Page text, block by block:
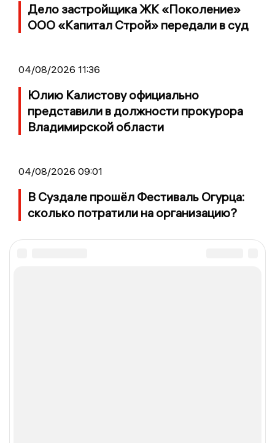
Дело застройщика ЖК «Поколение»
ООО «Капитал Строй» передали в суд
04/08/2026 11:36
Юлию Калистову официально
представили в должности прокурора
Владимирской области
04/08/2026 09:01
В Суздале прошёл Фестиваль Огурца:
сколько потратили на организацию?